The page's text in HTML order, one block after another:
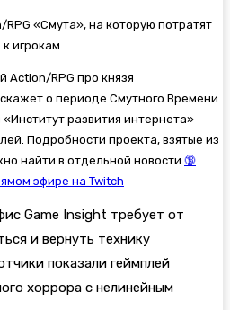
Action/RPG про князя
о периоде Смутного Времени
развития интернета»
Подробности проекта, взятые из
найти в отдельной новости. 🔞
эфире на Twitch
Game Insight требует от
и вернуть технику
показали геймплей
хоррора с нелинейным